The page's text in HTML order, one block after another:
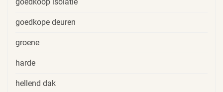
goedkope deuren
groene
harde
hellend dak